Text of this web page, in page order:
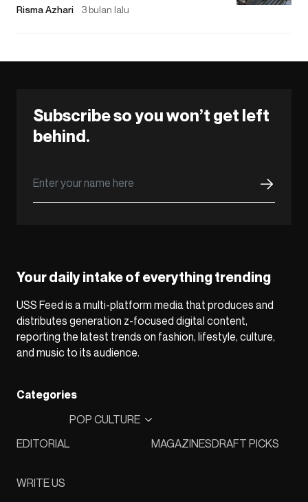
Risma Azhari 3 bulan lalu
Subscribe so you won’t get left
behind.
Your daily intake of everything trending
USS Feed is a multi-platform media that produces and
distributes generation z-focused digital content,
reporting the latest trends on fashion, lifestyle, culture,
and music to its audience.
Categories
EDITORIAL
POP CULTURE
MAGAZINESDRAFT PICKS
WRITE US